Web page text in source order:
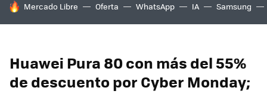
HOY SE HABLA DE
Mercado Libre Oferta WhatsApp IA Samsung
Huawei Pura 80 con más del 55%
de descuento por Cyber Monday;